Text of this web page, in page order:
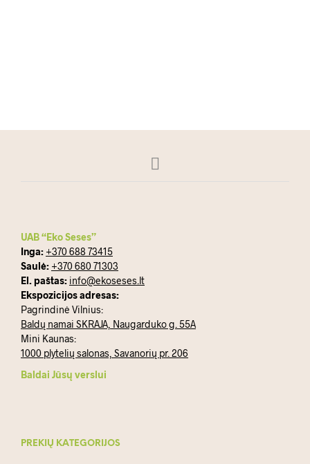
UAB “Eko Seses”
Inga: +370 688 73415
Saulė: +370 680 71303
El. paštas: info@ekoseses.lt
Ekspozicijos adresas:
Pagrindinė Vilnius:
Baldų namai SKRAJA, Naugarduko g. 55A
Mini Kaunas:
1000 plytelių salonas, Savanorių pr. 206
Baldai Jūsų verslui
PREKIŲ KATEGORIJOS